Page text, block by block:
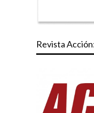
Revista